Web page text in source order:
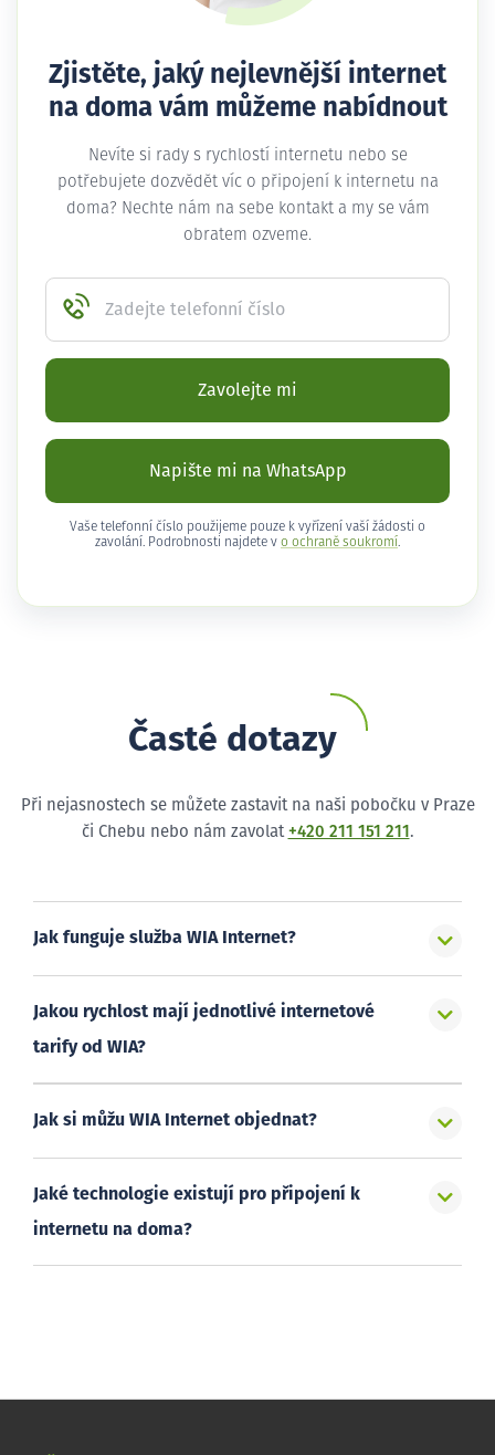
Zjistěte, jaký nejlevnější internet
na doma vám můžeme nabídnout
Nevíte si rady s rychlostí internetu nebo se
potřebujete dozvědět víc o připojení k internetu na
doma? Nechte nám na sebe kontakt a my se vám
obratem ozveme.
Zadejte telefonní číslo
Zavolejte mi
Napište mi na WhatsApp
Vaše telefonní číslo použijeme pouze k vyřízení vaší žádosti o
zavolání. Podrobnosti najdete v o ochraně soukromí .
Časté dotazy
Při nejasnostech se můžete zastavit na naši pobočku v Praze
či Chebu nebo nám zavolat +420 211 151 211 .
Jak funguje služba WIA Internet?
Jakou rychlost mají jednotlivé internetové
tarify od WIA?
Jak si můžu WIA Internet objednat?
Jaké technologie existují pro připojení k
internetu na doma?